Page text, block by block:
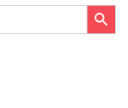
Search Button